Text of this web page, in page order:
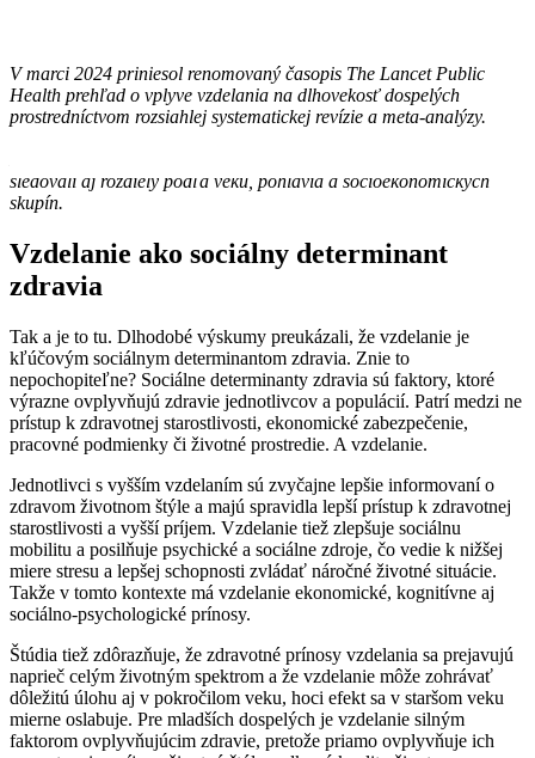
V marci 2024 priniesol renomovaný časopis The Lancet Public
Health prehľad o vplyve vzdelania na dlhovekosť dospelých
prostredníctvom rozsiahlej systematickej revízie a meta-analýzy.
sledovali aj rozdiely podľa veku, pohlavia a socioekonomických
skupín.
Vzdelanie ako sociálny determinant
zdravia
Tak a je to tu. Dlhodobé výskumy preukázali, že vzdelanie je
kľúčovým sociálnym determinantom zdravia. Znie to
nepochopiteľne? Sociálne determinanty zdravia sú faktory, ktoré
výrazne ovplyvňujú zdravie jednotlivcov a populácií. Patrí medzi ne
prístup k zdravotnej starostlivosti, ekonomické zabezpečenie,
pracovné podmienky či životné prostredie. A vzdelanie.
Jednotlivci s vyšším vzdelaním sú zvyčajne lepšie informovaní o
zdravom životnom štýle a majú spravidla lepší prístup k zdravotnej
starostlivosti a vyšší príjem. Vzdelanie tiež zlepšuje sociálnu
mobilitu a posilňuje psychické a sociálne zdroje, čo vedie k nižšej
miere stresu a lepšej schopnosti zvládať náročné životné situácie.
Takže v tomto kontexte má vzdelanie ekonomické, kognitívne aj
sociálno-psychologické prínosy.
Štúdia tiež zdôrazňuje, že zdravotné prínosy vzdelania sa prejavujú
naprieč celým životným spektrom a že vzdelanie môže zohrávať
dôležitú úlohu aj v pokročilom veku, hoci efekt sa v staršom veku
mierne oslabuje. Pre mladších dospelých je vzdelanie silným
faktorom ovplyvňujúcim zdravie, pretože priamo ovplyvňuje ich